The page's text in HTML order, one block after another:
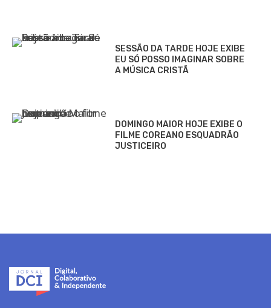
SESSÃO DA TARDE HOJE EXIBE
EU SÓ POSSO IMAGINAR SOBRE
A MÚSICA CRISTÃ
DOMINGO MAIOR HOJE EXIBE O
FILME COREANO ESQUADRÃO
JUSTICEIRO